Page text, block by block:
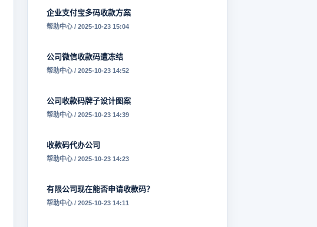
企业支付宝多码收款方案
帮助中心 / 2025-10-23 15:04
公司微信收款码遭冻结
帮助中心 / 2025-10-23 14:52
公司收款码牌子设计图案
帮助中心 / 2025-10-23 14:39
收款码代办公司
帮助中心 / 2025-10-23 14:23
有限公司现在能否申请收款码？
帮助中心 / 2025-10-23 14:11